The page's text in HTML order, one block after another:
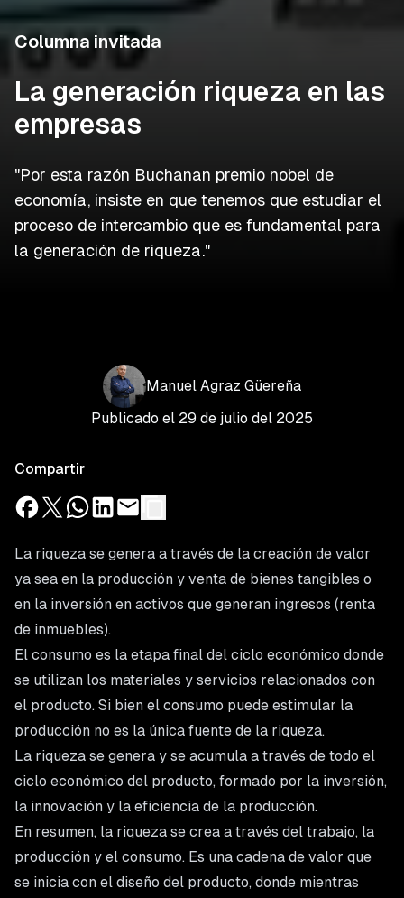
Columna invitada
La generación riqueza en las
empresas
"Por esta razón Buchanan premio nobel de
economía, insiste en que tenemos que estudiar el
proceso de intercambio que es fundamental para
la generación de riqueza."
Manuel Agraz Güereña
Publicado el 29 de julio del 2025
Compartir
La riqueza se genera a través de la creación de valor
ya sea en la producción y venta de bienes tangibles o
en la inversión en activos que generan ingresos (renta
de inmuebles).
El consumo es la etapa final del ciclo económico donde
se utilizan los materiales y servicios relacionados con
el producto. Si bien el consumo puede estimular la
producción no es la única fuente de la riqueza.
La riqueza se genera y se acumula a través de todo el
ciclo económico del producto, formado por la inversión,
la innovación y la eficiencia de la producción.
En resumen, la riqueza se crea a través del trabajo, la
producción y el consumo. Es una cadena de valor que
se inicia con el diseño del producto, donde mientras